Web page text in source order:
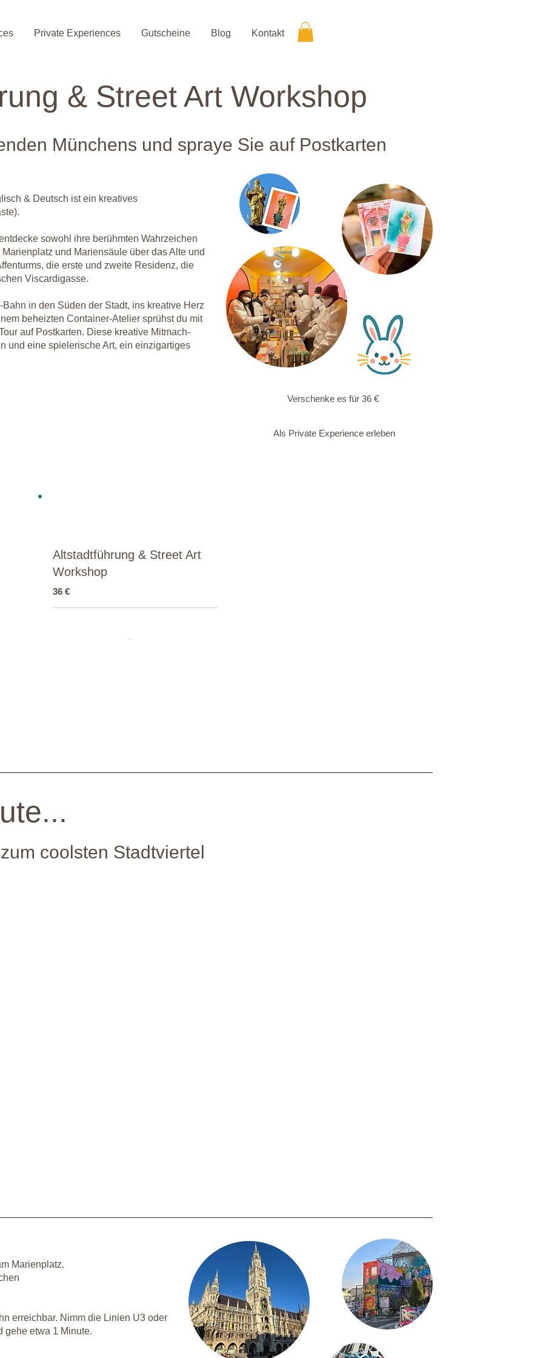
Private Experiences Gutscheine Blog Kontakt
& Street Art Workshop
Münchens und spraye Sie auf Postkarten
& Deutsch ist ein kreatives
sowohl ihre berühmten Wahrzeichen
und Mariensäule über das Alte und
die erste und zweite Residenz, die
Viscardigasse.
in den Süden der Stadt, ins kreative Herz
beheizten Container-Atelier sprühst du mit
auf Postkarten. Diese kreative Mitmach-
und eine spielerische Art, ein einzigartiges
Verschenke es für 36 €
Als Private Experience erleben
Altstadtführung & Street Art
Workshop
36 €
coolsten Stadtviertel
Marienplatz.
erreichbar. Nimm die Linien U3 oder
gehe etwa 1 Minute.